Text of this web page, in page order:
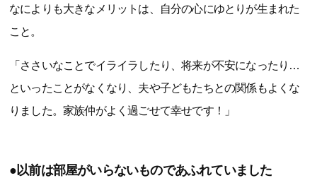
なによりも大きなメリットは、自分の心にゆとりが生まれた
こと。
「ささいなことでイライラしたり、将来が不安になったり…
といったことがなくなり、夫や子どもたちとの関係もよくな
りました。家族仲がよく過ごせて幸せです！」
●以前は部屋がいらないものであふれていました